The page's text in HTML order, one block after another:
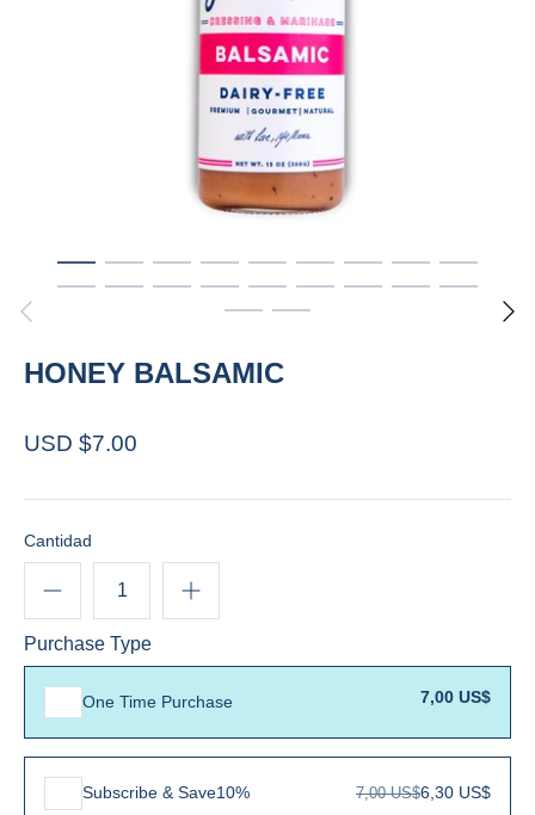
HONEY BALSAMIC
USD $7.00
Cantidad
Purchase Type
One Time Purchase 7,00 US$
Subscribe & Save10% 7,00 US$6,30 US$